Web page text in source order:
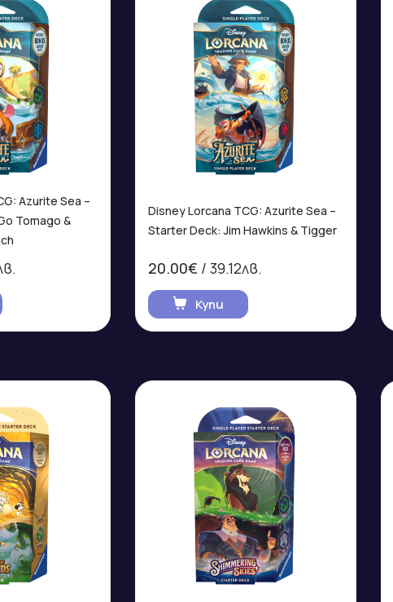
Azurite Sea –
Tomago &
Disney Lorcana TCG: Azurite Sea –
Starter Deck: Jim Hawkins & Tigger
20.00€ / 39.12лв.
Купи